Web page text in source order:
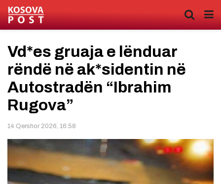
Vd*es gruaja e lënduar
rëndë në ak*sidentin në
Autostradën “Ibrahim
Rugova”
14 Qershor 2026, 16:58